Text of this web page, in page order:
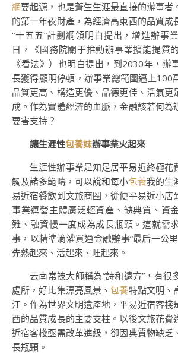
網要起源，也是蒼生生涯最直接的辦事者
的第一年夜財產，為經濟高東西的品質成
“十五五”計劃綱領明白提出，增進辦事
日，《國務院關于推動辦事業擴能提質
《看法》）也明白提出，到2030年，辦
長獲得顯明停頓，辦事業總範圍邁上100
品質更高、構造更優、品德更佳、活氣更
成。作為實體經濟的血脈，金融該若何為
要害支持？
讓生涯性包養妹辦事業火起來
生涯性辦事業是知足居平易近終極花
觸及諸多範疇，可以說和每小包養我的生
易近宿餐飲到文旅商圈，從便平易近小店
事業運營主體廣泛輕資產、缺典質、資
難、融資慢一度成為成長瓶頸。這就需
事，以精準滴灌買通金融辦事“最后一公
先熱起來、活起來、旺起來。
云南常被大師稱為“詩和遠方”，有很
處所，好比集漂亮風景、包養特點文明、
江。作為世界文明遺產地，平易近宿客棧
西的品質成長的主要支柱。以後文旅花費
近宿客棧亟需改革進級，卻因典質物缺乏
長瓶頸。